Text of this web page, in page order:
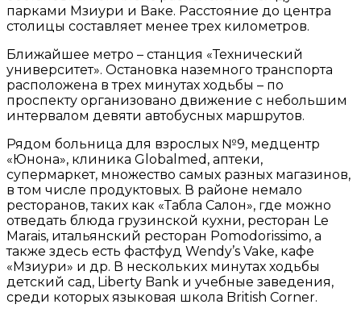
парками Мзиури и Ваке. Расстояние до центра
столицы составляет менее трех километров.
Ближайшее метро – станция «Технический
университет». Остановка наземного транспорта
расположена в трех минутах ходьбы – по
проспекту организовано движение с небольшим
интервалом девяти автобусных маршрутов.
Рядом больница для взрослых №9, медцентр
«Юнона», клиника Globalmed, аптеки,
супермаркет, множество самых разных магазинов,
в том числе продуктовых. В районе немало
ресторанов, таких как «Табла Салон», где можно
отведать блюда грузинской кухни, ресторан Le
Marais, итальянский ресторан Pomodorissimo, а
также здесь есть фастфуд Wendy’s Vake, кафе
«Мзиури» и др. В нескольких минутах ходьбы
детский сад, Liberty Bank и учебные заведения,
среди которых языковая школа British Corner.